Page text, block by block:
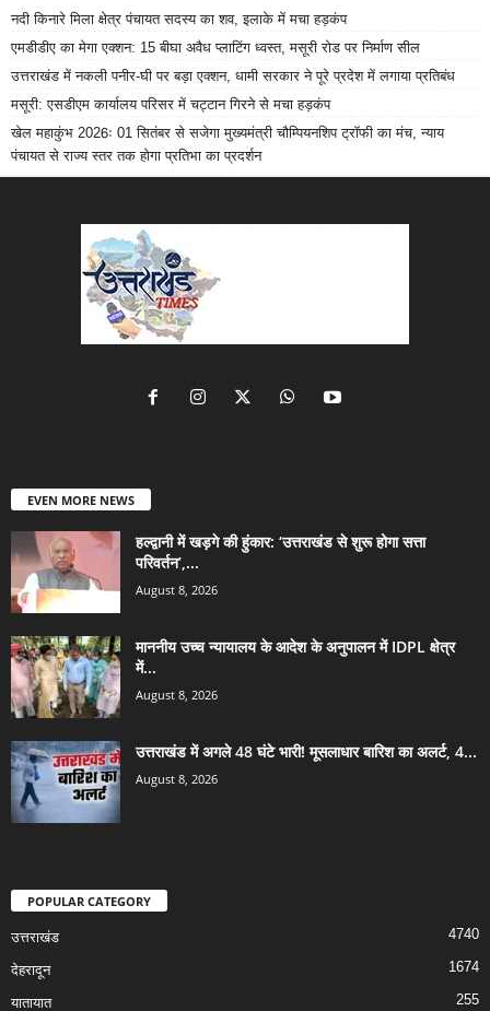
नदी किनारे मिला क्षेत्र पंचायत सदस्य का शव, इलाके में मचा हड़कंप
एमडीडीए का मेगा एक्शन: 15 बीघा अवैध प्लाटिंग ध्वस्त, मसूरी रोड पर निर्माण सील
उत्तराखंड में नकली पनीर-घी पर बड़ा एक्शन, धामी सरकार ने पूरे प्रदेश में लगाया प्रतिबंध
मसूरी: एसडीएम कार्यालय परिसर में चट्टान गिरने से मचा हड़कंप
खेल महाकुंभ 2026ः 01 सितंबर से सजेगा मुख्यमंत्री चौम्पियनशिप ट्रॉफी का मंच, न्याय
पंचायत से राज्य स्तर तक होगा प्रतिभा का प्रदर्शन
EVEN MORE NEWS
हल्द्वानी में खड़गे की हुंकार: ‘उत्तराखंड से शुरू होगा सत्ता
परिवर्तन’,...
August 8, 2026
माननीय उच्च न्यायालय के आदेश के अनुपालन में IDPL क्षेत्र
में...
August 8, 2026
उत्तराखंड में अगले 48 घंटे भारी! मूसलाधार बारिश का अलर्ट, 4...
August 8, 2026
POPULAR CATEGORY
उत्तराखंड 4740
देहरादून 1674
यातायात 255